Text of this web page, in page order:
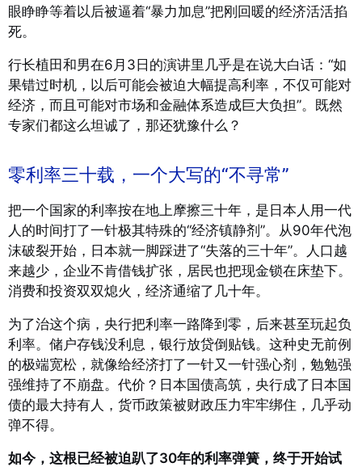
眼睁睁等着以后被逼着“暴力加息”把刚回暖的经济活活掐
死。
行长植田和男在6月3日的演讲里几乎是在说大白话：“如
果错过时机，以后可能会被迫大幅提高利率，不仅可能对
经济，而且可能对市场和金融体系造成巨大负担”。既然
专家们都这么坦诚了，那还犹豫什么？
零利率三十载，一个大写的“不寻常”
把一个国家的利率按在地上摩擦三十年，是日本人用一代
人的时间打了一针极其特殊的“经济镇静剂”。从90年代泡
沫破裂开始，日本就一脚踩进了“失落的三十年”。人口越
来越少，企业不肯借钱扩张，居民也把现金锁在床垫下。
消费和投资双双熄火，经济通缩了几十年。
为了治这个病，央行把利率一路降到零，后来甚至玩起负
利率。储户存钱没利息，银行放贷倒贴钱。这种史无前例
的极端宽松，就像给经济打了一针又一针强心剂，勉勉强
强维持了不崩盘。代价？日本国债高筑，央行成了日本国
债的最大持有人，货币政策被财政压力牢牢绑住，几乎动
弹不得。
如今，这根已经被迫趴了30年的利率弹簧，终于开始试